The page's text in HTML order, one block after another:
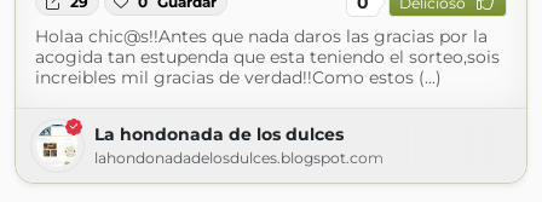
Holaa chic@s!!Antes que nada daros las gracias por la
acogida tan estupenda que esta teniendo el sorteo,sois
increibles mil gracias de verdad!!Como estos (...)
La hondonada de los dulces
lahondonadadelosdulces.blogspot.com